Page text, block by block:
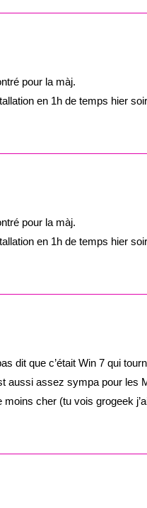
pour la màj.
en 1h de temps hier
pour la màj.
en 1h de temps hier
dit que c’était Win 7 qui
aussi assez sympa pour
moins cher (tu vois grogeek